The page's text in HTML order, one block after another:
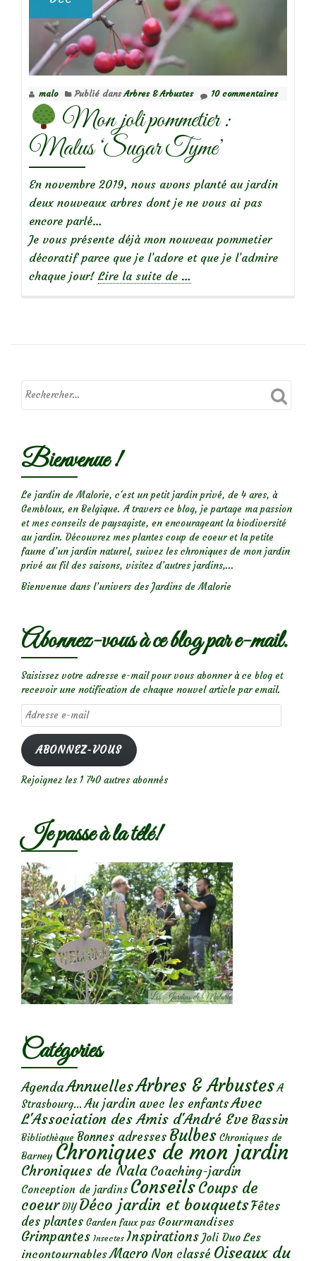
malo Publié dansArbres & Arbustes 10 commentaires
Mon joli pommetier :
Malus ‘Sugar Tyme’
En novembre 2019, nous avons planté au jardin
deux nouveaux arbres dont je ne vous ai pas
encore parlé…
Je vous présente déjà mon nouveau pommetier
décoratif parce que je l’adore et que je l’admire
chaque jour! Lire la suite de
Mon
pommetier
…
Bienvenue !
Le jardin de Malorie, c'est un petit jardin privé, de 4 ares, à
Gembloux, en Belgique. A travers ce blog, je partage ma passion
et mes conseils de paysagiste, en encourageant la biodiversité
au jardin. Découvrez mes plantes coup de coeur et la petite
faune d’un jardin naturel, suivez les chroniques de mon jardin
privé au fil des saisons, visitez d’autres jardins,...
Bienvenue dans l’univers des Jardins de Malorie
Abonnez-vous à ce blog par e-mail.
Saisissez votre adresse e-mail pour vous abonner à ce blog et
recevoir une notification de chaque nouvel article par email.
Adresse
e-
mail
ABONNEZ-VOUS
Rejoignez les 1 740 autres abonnés
Je passe à la télé!
Catégories
AgendaAnnuellesArbres & Arbustes A
Strasbourg... Au jardin avec les enfantsAvec
L'Association des Amis d'André Eve Bassin
Bibliothèque Bonnes adresses Bulbes Chroniques de
Barney Chroniques de mon jardin
Chroniques de Nala Coaching-jardin
Conception de jardins ConseilsCoups de
coeur DIY Déco jardin et bouquetsFêtes
des plantes Garden faux pas Gourmandises
Grimpantes Insectes Inspirations Joli Duo Les
incontournables Macro Non classé Oiseaux du